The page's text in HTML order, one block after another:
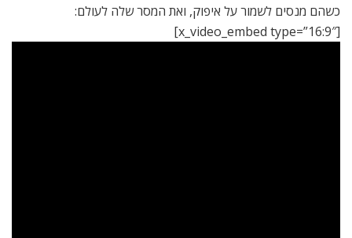
כשהם מנסים לשמור על איפוק, ואת המסר שלה לעולם:
[x_video_embed type=”16:9″]